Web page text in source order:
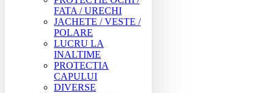
FATA / URECHI
JACHETE / VESTE /
POLARE
LUCRU LA
INALTIME
PROTECTIA
CAPULUI
DIVERSE